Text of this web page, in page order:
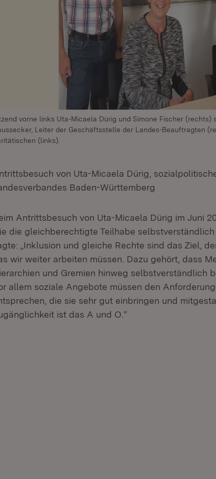
vorne links Uta-Micaela Dürig und Simone Fischer (rechts)
Leiter der Geschäftsstelle der Landes-Beauftragten
(links).
von Uta-Micaela Dürig,
Baden-Württemberg
Antrittsbesuch von Uta-Micaela Dürig im Juni
die gleichberechtigte Teilhabe selbstverständlich
„Inklusion und gleiche Rechte sind das Ziel,
wir weiter arbeiten müssen. Dazu gehört, dass
und Gremien hinweg selbstverständlich
allem soziale Angebote müssen den
die sie sehr gut einbringen und
ist das A und O.“